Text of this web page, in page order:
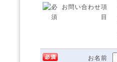
お問い合わせ項
目
お名前